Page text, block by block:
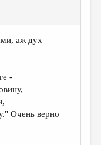
аж дух
-
Очень верно